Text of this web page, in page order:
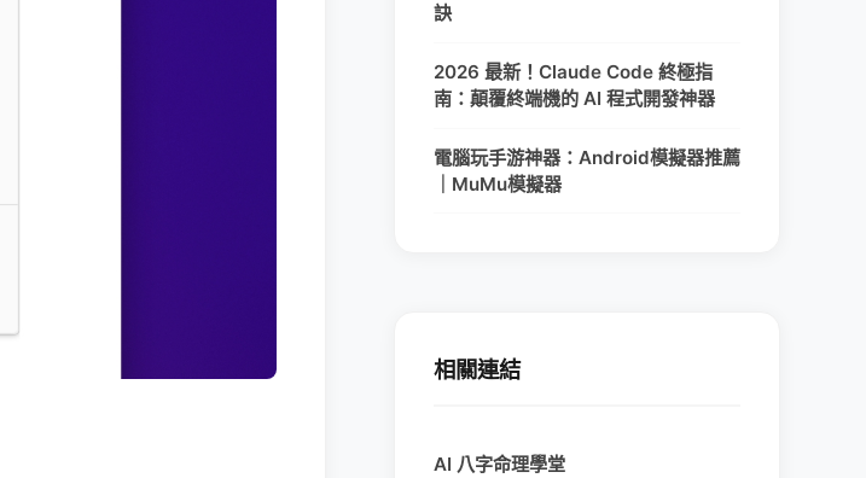
訣
2026 最新！Claude Code 終極指
南：顛覆終端機的 AI 程式開發神器
電腦玩手游神器：Android模擬器推薦
｜MuMu模擬器
相關連結
AI 八字命理學堂